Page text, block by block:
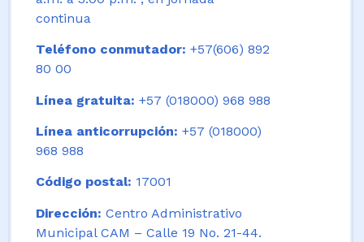
continua
Teléfono conmutador: +57(606) 892
80 00
Línea gratuita: +57 (018000) 968 988
Línea anticorrupción: +57 (018000)
968 988
Código postal: 17001
Dirección: Centro Administrativo
Municipal CAM – Calle 19 No. 21-44.